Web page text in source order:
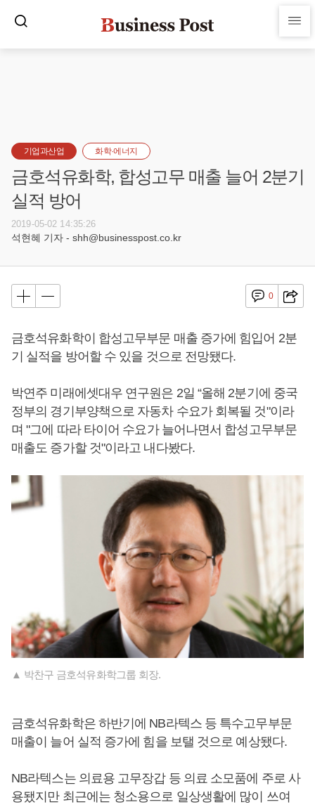
기업과산업 화학·에너지
금호석유화학, 합성고무 매출 늘어 2분기
실적 방어
2019-05-02 14:35:26
석현혜 기자 - shh@businesspost.co.kr
0
금호석유화학이 합성고무부문 매출 증가에 힘입어 2분
기 실적을 방어할 수 있을 것으로 전망됐다.
박연주 미래에셋대우 연구원은 2일 “올해 2분기에 중국
정부의 경기부양책으로 자동차 수요가 회복될 것"이라
며 "그에 따라 타이어 수요가 늘어나면서 합성고무부문
매출도 증가할 것"이라고 내다봤다.
▲ 박찬구 금호석유화학그룹 회장.
금호석유화학은 하반기에 NB라텍스 등 특수고무부문
매출이 늘어 실적 증가에 힘을 보탤 것으로 예상됐다.
NB라텍스는 의료용 고무장갑 등 의료 소모품에 주로 사
용됐지만 최근에는 청소용으로 일상생활에 많이 쓰여